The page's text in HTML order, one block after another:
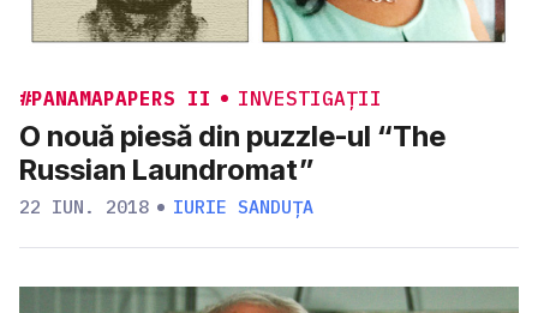
#PANAMAPAPERS II INVESTIGAȚII
O nouă piesă din puzzle-ul “The
Russian Laundromat”
22 IUN. 2018 IURIE SANDUȚA